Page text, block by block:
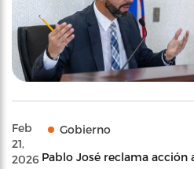
Feb
21,
2026
Gobierno
Pablo José reclama